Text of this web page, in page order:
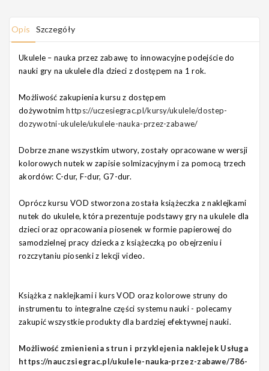
Usługi
Opis Szczegóły
Ukulele – nauka przez zabawę to innowacyjne podejście do
nauki gry na ukulele dla dzieci z dostępem na 1 rok.
Możliwość zakupienia kursu z dostępem
dożywotnimhttps://uczesiegrac.pl/kursy/ukulele/dostep-
dozywotni-ukulele/ukulele-nauka-przez-zabawe/
Dobrze znane wszystkim utwory, zostały opracowane w wersji
kolorowych nutek w zapisie solmizacyjnym i za pomocą trzech
akordów: C-dur, F-dur, G7-dur.
Oprócz kursu VOD stworzona została książeczka z naklejkami
nutek do ukulele, która prezentuje podstawy gry na ukulele dla
dzieci oraz opracowania piosenek w formie papierowej do
samodzielnej pracy dziecka z książeczką po obejrzeniu i
rozczytaniu piosenki z lekcji video.
Książka z naklejkami i kurs VOD oraz kolorowe struny do
instrumentu to integralne części systemu nauki - polecamy
zakupić wszystkie produkty dla bardziej efektywnej nauki.
Możliwość zmienienia strun i przyklejenia naklejek Usługa
https://nauczsiegrac.pl/ukulele-nauka-przez-zabawe/786-